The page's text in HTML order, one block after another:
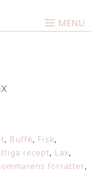
MENU
, Buffé, Fisk,
recept, Lax,
förrätter,